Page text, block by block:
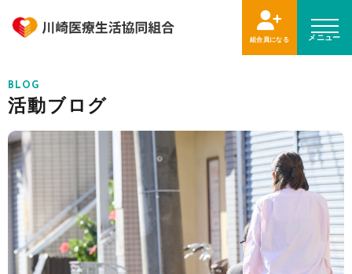
組合員になる メニュー
BLOG
活動ブログ